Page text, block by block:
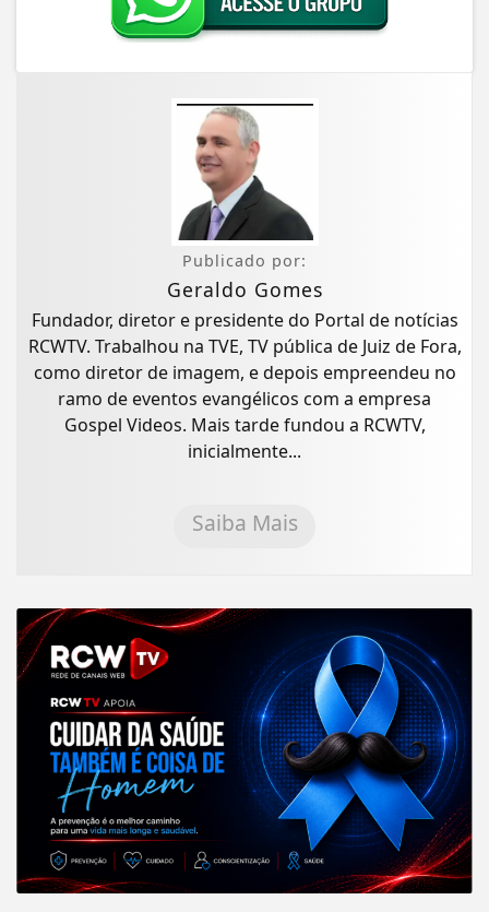
Publicado por:
Geraldo Gomes
Fundador, diretor e presidente do Portal de notícias
RCWTV. Trabalhou na TVE, TV pública de Juiz de Fora,
como diretor de imagem, e depois empreendeu no
ramo de eventos evangélicos com a empresa
Gospel Videos. Mais tarde fundou a RCWTV,
inicialmente...
Saiba Mais